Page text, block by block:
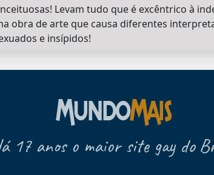
Levam tudo que é excêntrico à
obra de arte que causa diferentes
e insípidos!
17 anos o maior site gay do